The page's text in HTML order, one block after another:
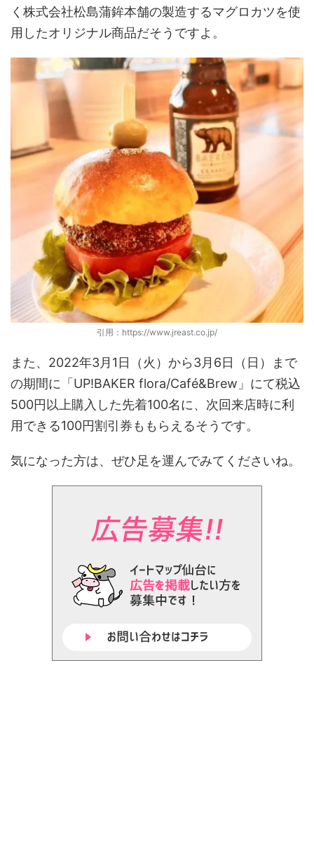
く株式会社松島蒲鉾本舗の製造するマグロカツを使
用したオリジナル商品だそうですよ。
引用：https://www.jreast.co.jp/
また、2022年3月1日（火）から3月6日（日）まで
の期間に「UP!BAKER flora/Café&Brew」にて税込
500円以上購入した先着100名に、次回来店時に利
用できる100円割引券ももらえるそうです。
気になった方は、ぜひ足を運んでみてくださいね。